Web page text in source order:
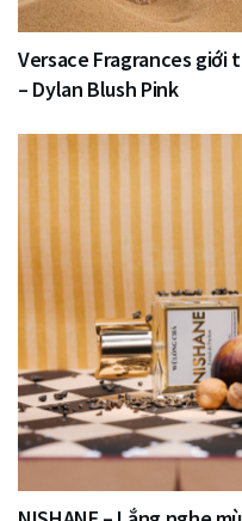
Versace Fragrances giới
– Dylan Blush Pink